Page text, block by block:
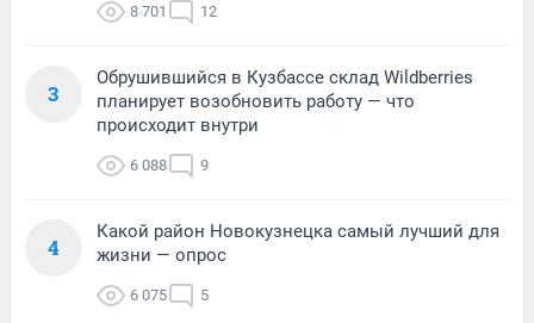
8 701 12
3
Обрушившийся в Кузбассе склад Wildberries
планирует возобновить работу — что
происходит внутри
6 088 9
4
Какой район Новокузнецка самый лучший для
жизни — опрос
6 075 5